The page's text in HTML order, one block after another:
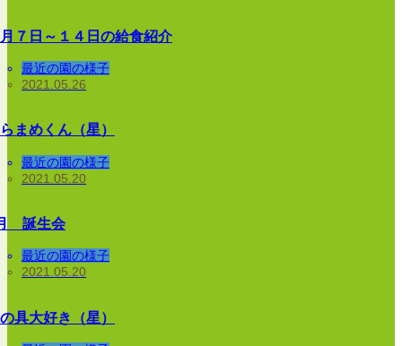
７日～１４日の給食紹介
最近の園の様子
2021.05.26
まめくん（星）
最近の園の様子
2021.05.20
誕生会
最近の園の様子
2021.05.20
具大好き（星）